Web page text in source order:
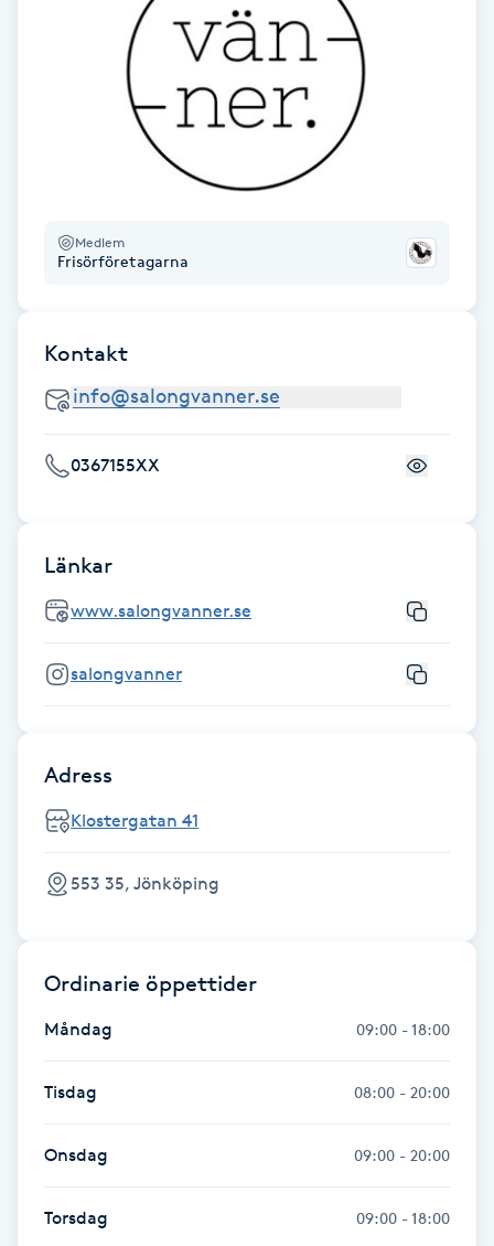
Herrklippning
Hot Stone Massage
Hot yoga
Hudföryngring
Hyperhidros
Hypnos
Hårborttagning
Hårförlängning
Hälsa
Hälsprickor
Medlem
Frisörföretagarna
Kontakt
0367155XX
Länkar
www.salongvanner.se
salongvanner
Adress
Klostergatan 41
553 35, Jönköping
Ordinarie öppettider
Måndag 09:00 - 18:00
Tisdag 08:00 - 20:00
Onsdag 09:00 - 20:00
Torsdag 09:00 - 18:00